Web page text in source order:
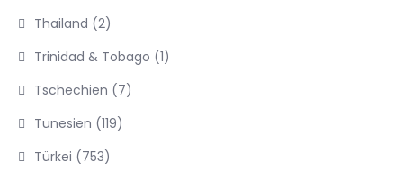
Thailand (2)
Trinidad & Tobago (1)
Tschechien (7)
Tunesien (119)
Türkei (753)